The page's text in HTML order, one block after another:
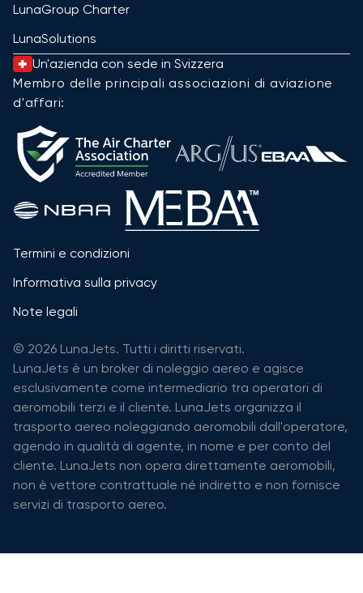
LunaGroup Charter
LunaSolutions
Un'azienda con sede in Svizzera
Membro delle principali associazioni di aviazione
d'affari:
Termini e condizioni
Informativa sulla privacy
Note legali
© 2026 LunaJets. Tutti i diritti riservati.
LunaJets è un broker di noleggio aereo e agisce
esclusivamente come intermediario tra operatori di
aeromobili terzi e il cliente. LunaJets organizza il
trasporto aereo noleggiando aeromobili dall'operatore,
agendo in qualità di agente, in nome e per conto del
cliente. LunaJets non opera direttamente aeromobili,
non è vettore contrattuale né indiretto e non fornisce
servizi di trasporto aereo.